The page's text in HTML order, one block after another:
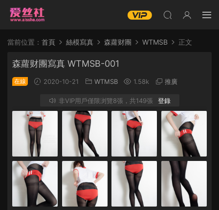
當前位置： 首頁 絲模寫真 森蘿财團 WTMSB 正文
森蘿财團寫真 WTMSB-001
在線 2020-10-21 WTMSB 1.58k 推廣
非VIP用戶僅限浏覽8張，共149張 登錄